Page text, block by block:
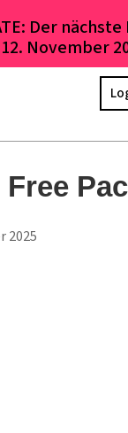
Der
12. November
Free
2025